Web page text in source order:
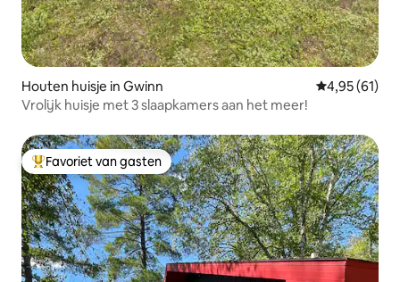
Houten huisje in Gwinn Gemiddelde
4,95 (61)
Vrolijk huisje met 3 slaapkamers aan het meer!
Topfavoriet van gasten
Favoriet van gasten